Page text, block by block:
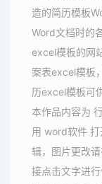
造的简历模板
Word文档时的
excel模板的网
案表excel模板
历excel模板可
本作品内容为
用 word软件
辑，图片更改
接点击文字进